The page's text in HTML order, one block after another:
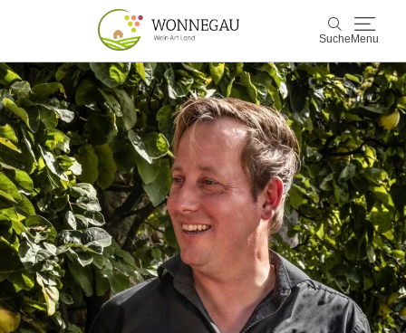
Suche Menu
Suche
Wonnegau
Entdecken & Erleben
Wein & Genuss
Kultur & Events
Buchen & Service